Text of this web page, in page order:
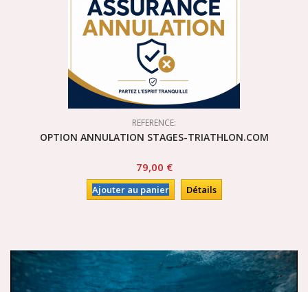
REFERENCE:
OPTION ANNULATION STAGES-TRIATHLON.COM
79,00 €
Ajouter au panier Détails